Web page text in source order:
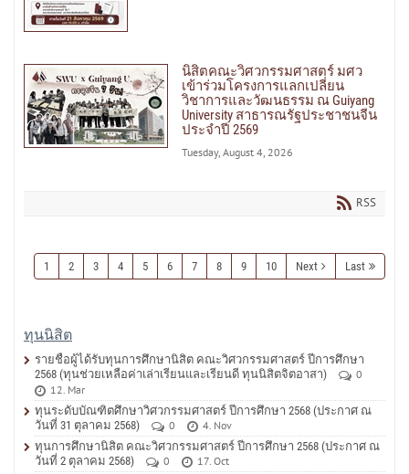
นิสิตคณะวิศวกรรมศาสตร์ มศว
เข้าร่วมโครงการแลกเปลี่ยน
วิชาการและวัฒนธรรม ณ Guiyang
University สาธารณรัฐประชาชนจีน
ประจำปี 2569
Tuesday, August 4, 2026
RSS
1 2 3 4 5 6 7 8 9 10 Next Last
ทุนนิสิต
รายชื่อผู้ได้รับทุนการศึกษานิสิต คณะวิศวกรรมศาสตร์ ปีการศึกษา
2568 (ทุนช่วยเหลือค่าเล่าเรียนและเรียนดี ทุนนิสิตจิตอาสา)
0
12. Mar
ทุนระดับบัณฑิตศึกษาวิศวกรรมศาสตร์ ปีการศึกษา 2568 (ประกาศ ณ
วันที่ 31 ตุลาคม 2568)
0
4. Nov
ทุนการศึกษานิสิต คณะวิศวกรรมศาสตร์ ปีการศึกษา 2568 (ประกาศ ณ
วันที่ 2 ตุลาคม 2568)
0
17. Oct